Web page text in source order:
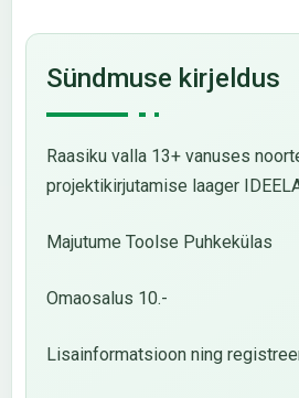
Sündmuse kirjeldus
Raasiku valla 13+ vanuses
projektikirjutamise laager
Majutume Toolse Puhkekülas
Omaosalus 10.-
Lisainformatsioon ning